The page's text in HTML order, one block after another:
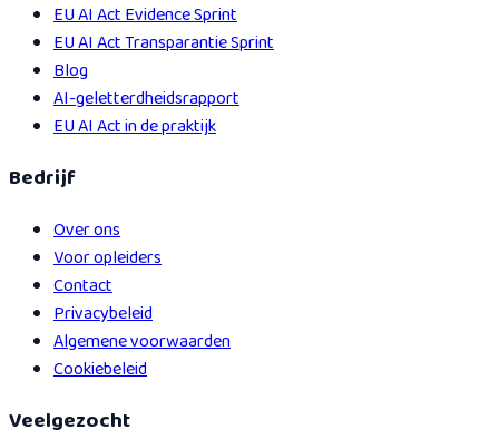
EU AI Act Evidence Sprint
EU AI Act Transparantie Sprint
Blog
AI-geletterdheidsrapport
EU AI Act in de praktijk
Bedrijf
Over ons
Voor opleiders
Contact
Privacybeleid
Algemene voorwaarden
Cookiebeleid
Veelgezocht